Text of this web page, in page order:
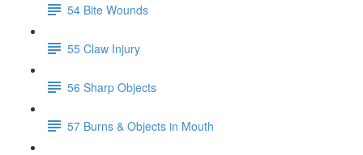
54 Bite Wounds
55 Claw Injury
56 Sharp Objects
57 Burns & Objects in Mouth